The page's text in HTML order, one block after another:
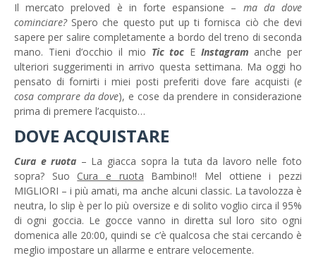
Il mercato preloved è in forte espansione – ma da dove
cominciare?Spero che questo put up ti fornisca ciò che devi
sapere per salire completamente a bordo del treno di seconda
mano. Tieni d’occhio il mio Tic toc E Instagram anche per
ulteriori suggerimenti in arrivo questa settimana. Ma oggi ho
pensato di fornirti i miei posti preferiti dove fare acquisti (e
cosa comprare da dove), e cose da prendere in considerazione
prima di premere l’acquisto…
DOVE ACQUISTARE
Cura e ruota – La giacca sopra la tuta da lavoro nelle foto
sopra? Suo Cura e ruota Bambino!! Mel ottiene i pezzi
MIGLIORI – i più amati, ma anche alcuni classic. La tavolozza è
neutra, lo slip è per lo più oversize e di solito voglio circa il 95%
di ogni goccia. Le gocce vanno in diretta sul loro sito ogni
domenica alle 20:00, quindi se c’è qualcosa che stai cercando è
meglio impostare un allarme e entrare velocemente.